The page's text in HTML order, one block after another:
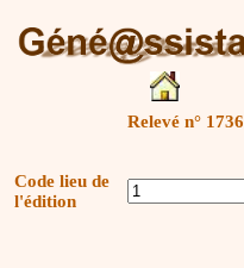
Relevé n° 1736
Code lieu de
l'édition